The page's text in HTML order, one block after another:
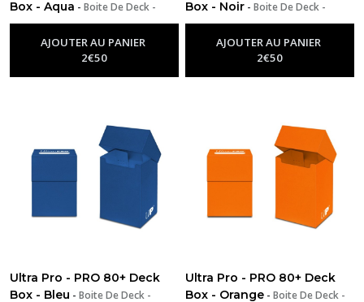
Box - Aqua - Boite De Deck -
Deckbox
AJOUTER AU PANIER
2€50
Box - Noir -Boite De Deck -
Deckbox
AJOUTER AU PANIER
2€50
Ultra Pro - PRO 80+ Deck
Box - Bleu - Boite De Deck -
Ultra Pro - PRO 80+ Deck
Box - Orange -Boite De Deck -